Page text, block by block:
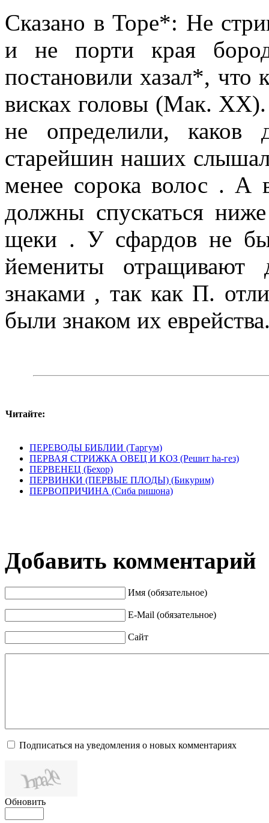
Сказано в Торе*: Не
и не порти края
постановили хазал*,
висках головы (Мак.
не определили,
старейшин наших
менее сорока волос .
должны спускаться
щеки . У сфардов не
йемениты
знаками , так как П.
были знаком их
Читайте:
ПЕРЕВОДЫ БИБЛИИ (Таргум)
ПЕРВАЯ СТРИЖКА ОВЕЦ И КОЗ (Решит hа-гез)
ПЕРВЕНЕЦ (Бехор)
ПЕРВИНКИ (ПЕРВЫЕ ПЛОДЫ) (Бикурим)
ПЕРВОПРИЧИНА (Сиба ришона)
Добавить комментарий
Имя (обязательное)
E-Mail (обязательное)
Сайт
Подписаться на уведомления о новых комментариях
Обновить